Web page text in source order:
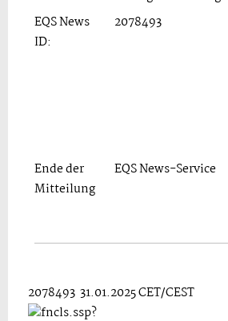
EQS News
ID:
2078493
Ende der
Mitteilung
EQS News-Service
2078493 31.01.2025 CET/CEST